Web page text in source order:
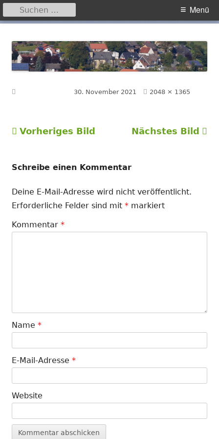
zum
Inhalt
Primäres
Menü
Suchen
nach:
30. November 2021 Volle
2048 × 1365
Vorheriges Bild Nächstes Bild
Schreibe einen Kommentar
Deine E-Mail-Adresse wird nicht veröffentlicht.
Erforderliche Felder sind mit * markiert
Kommentar *
Name *
E-Mail-Adresse *
Website